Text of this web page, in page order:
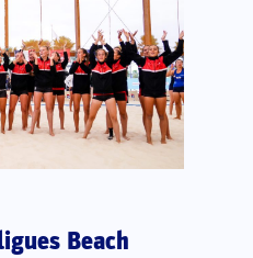
Beach